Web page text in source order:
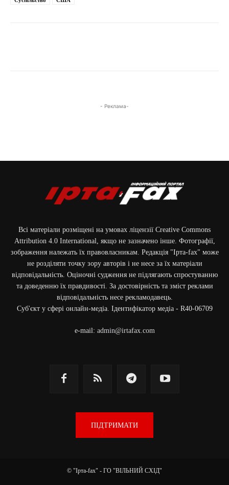
- Реклама-
Всі матеріали розміщені на умовах ліцензії Creative Commons
Attribution 4.0 International, якщо не зазначено інше. Фотографії,
зображення належать їх правовласникам. Редакція "Ірта-fax" може
не розділяти точку зору авторів і не несе за їх матеріали
відповідальність. Оціночні судження не підлягають спростуванню
та доведенню їх правдивості. За достовірність та зміст реклами
відповідальність несе рекламодавець.
Cуб'єкт у сфері онлайн-медіа. Ідентифікатор медіа - R40-06709
e-mail: admin@irtafax.com
ПІДТРИМАТИ
© "Ірта-fax" - ГО "ВІЛЬНИЙ СХІД"